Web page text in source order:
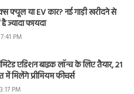
फ्यूल या EV कार? नई गाड़ी खरीदने से
ज्यादा फायदा
PM
एडिशन बाइक लॉन्च के लिए तैयार, 21
मिलेंगे प्रीमियम फीचर्स
PM